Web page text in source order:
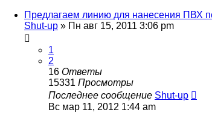
Предлагаем линию для нанесения ПВХ
Shut-up » Пн авг 15, 2011 3:06 pm
1
2
16 Ответы
15331 Просмотры
Последнее сообщение Shut-up
Вс мар 11, 2012 1:44 am